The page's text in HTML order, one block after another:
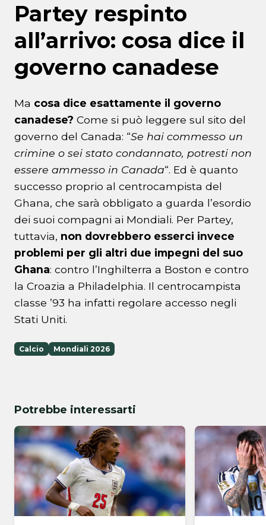
Partey respinto
all’arrivo: cosa dice il
governo canadese
Ma cosa dice esattamente il governo
canadese? Come si può leggere sul sito del
governo del Canada: “Se hai commesso un
crimine o sei stato condannato, potresti non
essere ammesso in Canada“. Ed è quanto
successo proprio al centrocampista del
Ghana, che sarà obbligato a guarda l’esordio
dei suoi compagni ai Mondiali. Per Partey,
tuttavia, non dovrebbero esserci invece
problemi per gli altri due impegni del suo
Ghana: contro l’Inghilterra a Boston e contro
la Croazia a Philadelphia. Il centrocampista
classe ’93 ha infatti regolare accesso negli
Stati Uniti.
Calcio Mondiali 2026
Potrebbe interessarti